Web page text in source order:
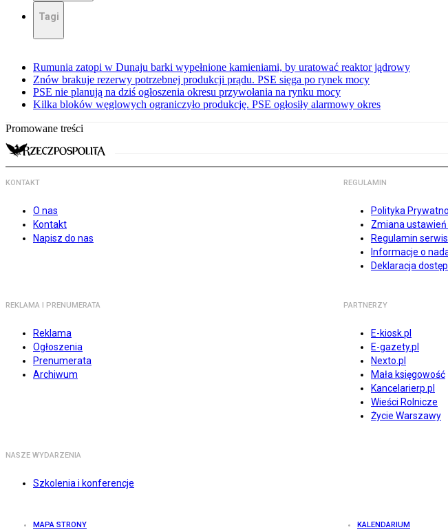
Tagi
Rumunia zatopi w Dunaju barki wypełnione kamieniami, by uratować reaktor jądrowy
Znów brakuje rezerwy potrzebnej produkcji prądu. PSE sięga po rynek mocy
PSE nie planują na dziś ogłoszenia okresu przywołania na rynku mocy
Kilka bloków węglowych ograniczyło produkcję. PSE ogłosiły alarmowy okres
Promowane treści
KONTAKT
O nas
Kontakt
Napisz do nas
REGULAMIN
Polityka
Zmiana ustawień
Regulamin
Informacje o
Deklaracja
REKLAMA I PRENUMERATA
Reklama
Ogłoszenia
Prenumerata
Archiwum
PARTNERZY
E-kiosk.pl
E-gazety.pl
Nexto.pl
Mała księgowość
Kancelarierp.pl
Wieści Rolnicze
Życie Warszawy
NASZE WYDARZENIA
Szkolenia i konferencje
MAPA STRONY KALENDARIUM